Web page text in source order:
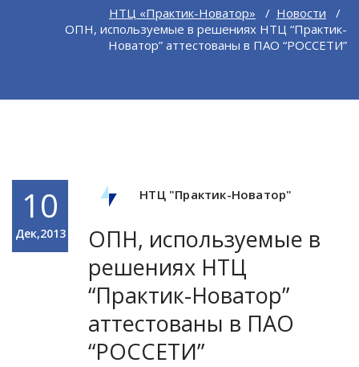
НТЦ «Практик-Новатор» / Новости /
ОПН, используемые в решениях НТЦ “Практик-
Новатор” аттестованы в ПАО “РОССЕТИ”
10
Дек,2013
НТЦ "Практик-Новатор"
ОПН, используемые в
решениях НТЦ
“Практик-Новатор”
аттестованы в ПАО
“РОССЕТИ”